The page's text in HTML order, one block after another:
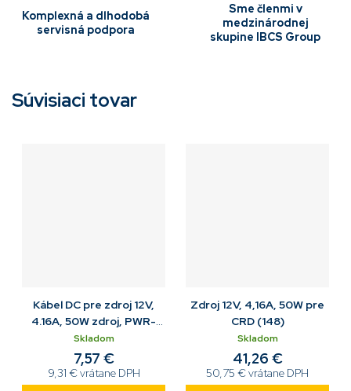
Komplexná a dlhodobá
servisná podpora
Sme členmi v
medzinárodnej
skupine IBCS Group
Súvisiaci tovar
Kábel DC pre zdroj 12V,
4.16A, 50W zdroj, PWR-
BGA12V50W0WW / CRD
Skladom
9,31 € vrátane DPH
7,57 €
Zdroj 12V, 4,16A, 50W pre
CRD (148)
Skladom
50,75 € vrátane DPH
41,26 €